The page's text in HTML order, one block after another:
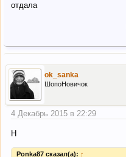
отдала
ok_sanka
ШопоНовичок
4 Декабрь 2015 в 22:29
Н
Ponka87 сказал(а): ↑